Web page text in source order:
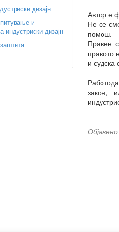
дизајн
и
индустриски дизајн
Автор е
Не се
помош.
Правен
правото
и судска
закон,